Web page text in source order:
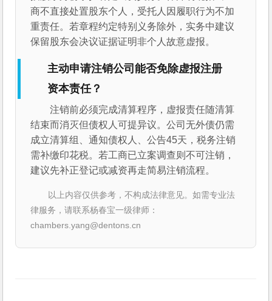
商不直接处置股东个人，受托人因履职行为不加
重责任。若章程约定特别义务除外，实务中建议
保留股东会决议证据证明非个人故意虚报。
主动申请注销公司能否免除虚报注册
资本责任？
注销前必须完成清算程序，虚报责任随清算
结束而消灭但债权人可提异议。公司无外债仍需
成立清算组、通知债权人、公告45天，税务注销
需补缴印花税。若工商已立案调查则不可注销，
建议先补正登记或减资再走简易注销流程。
以上内容仅供参考，不构成法律意见。如需专业法
律服务，请联系杨春宝一级律师：
chambers.yang@dentons.cn